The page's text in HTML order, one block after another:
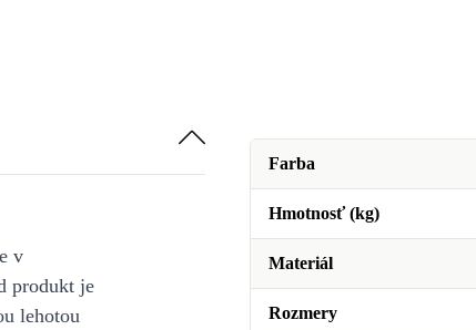
Farba
Hmotnosť (kg)
Materiál
Rozmery
v
produkt je
lehotou